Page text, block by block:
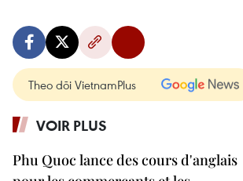
Theo dõi VietnamPlus
VOIR PLUS
Phu Quoc lance des cours d'anglais